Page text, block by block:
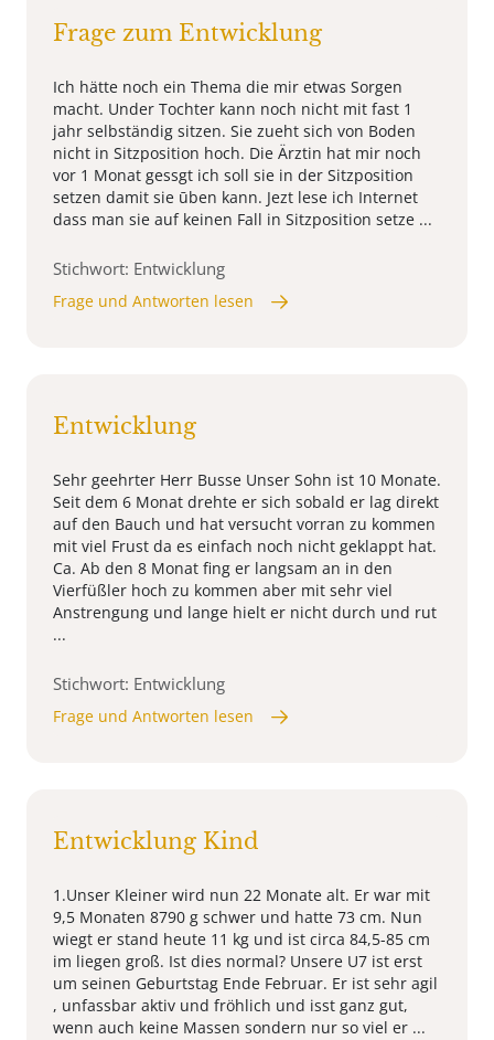
Frage zum Entwicklung
Ich hätte noch ein Thema die mir etwas Sorgen
macht. Under Tochter kann noch nicht mit fast 1
jahr selbständig sitzen. Sie zueht sich von Boden
nicht in Sitzposition hoch. Die Ärztin hat mir noch
vor 1 Monat gessgt ich soll sie in der Sitzposition
setzen damit sie ūben kann. Jezt lese ich Internet
dass man sie auf keinen Fall in Sitzposition setze ...
Stichwort: Entwicklung
Frage und Antworten lesen
Entwicklung
Sehr geehrter Herr Busse Unser Sohn ist 10 Monate.
Seit dem 6 Monat drehte er sich sobald er lag direkt
auf den Bauch und hat versucht vorran zu kommen
mit viel Frust da es einfach noch nicht geklappt hat.
Ca. Ab den 8 Monat fing er langsam an in den
Vierfüßler hoch zu kommen aber mit sehr viel
Anstrengung und lange hielt er nicht durch und rut
...
Stichwort: Entwicklung
Frage und Antworten lesen
Entwicklung Kind
1.Unser Kleiner wird nun 22 Monate alt. Er war mit
9,5 Monaten 8790 g schwer und hatte 73 cm. Nun
wiegt er stand heute 11 kg und ist circa 84,5-85 cm
im liegen groß. Ist dies normal? Unsere U7 ist erst
um seinen Geburtstag Ende Februar. Er ist sehr agil
, unfassbar aktiv und fröhlich und isst ganz gut,
wenn auch keine Massen sondern nur so viel er ...